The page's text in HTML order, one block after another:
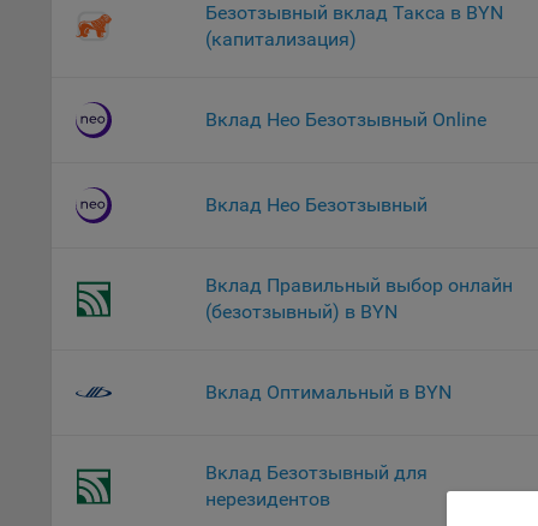
На
Безотзывный вклад Такса в BYN
(капитализация)
Вклад Нео Безотзывный Online
Вклад Нео Безотзывный
Вклад Правильный выбор онлайн
(безотзывный) в BYN
Вклад Оптимальный в BYN
Вклад Безотзывный для
нерезидентов